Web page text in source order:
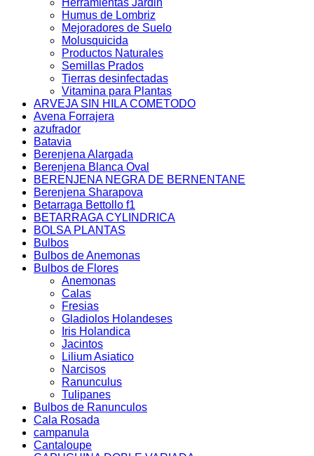
Herramientas Jardin
Humus de Lombriz
Mejoradores de Suelo
Molusquicida
Productos Naturales
Semillas Prados
Tierras desinfectadas
Vitamina para Plantas
ARVEJA SIN HILA COMETODO
Avena Forrajera
azufrador
Batavia
Berenjena Alargada
Berenjena Blanca Oval
BERENJENA NEGRA DE BERNENTANE
Berenjena Sharapova
Betarraga Bettollo f1
BETARRAGA CYLINDRICA
BOLSA PLANTAS
Bulbos
Bulbos de Anemonas
Bulbos de Flores
Anemonas
Calas
Fresias
Gladiolos Holandeses
Iris Holandica
Jacintos
Lilium Asiatico
Narcisos
Ranunculus
Tulipanes
Bulbos de Ranunculos
Cala Rosada
campanula
Cantaloupe